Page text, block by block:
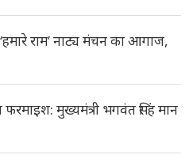
राम’ नाट्य मंचन का आगाज,
मुख्यमंत्री भगवंत सिंह मान